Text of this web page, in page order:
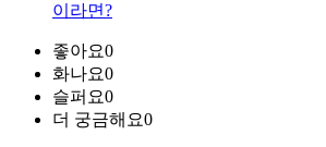
이라면?
좋아요0
화나요0
슬퍼요0
더 궁금해요0